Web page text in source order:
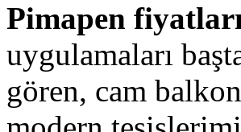
Pimapen
uygulamaları
gören, cam